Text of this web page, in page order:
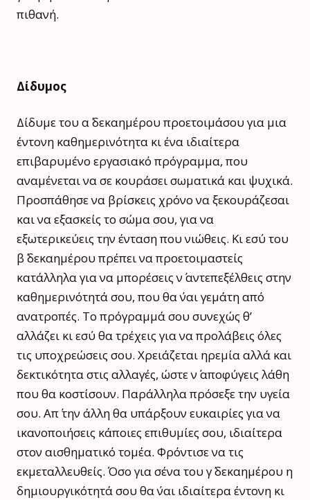
πιθανή.
Δίδυμος
Δίδυμε του α΄ δεκαημέρου προετοιμάσου για μια
έντονη καθημερινότητα κι ένα ιδιαίτερα
επιβαρυμένο εργασιακό πρόγραμμα, που
αναμένεται να σε κουράσει σωματικά και ψυχικά.
Προσπάθησε να βρίσκεις χρόνο να ξεκουράζεσαι
και να εξασκείς το σώμα σου, για να
εξωτερικεύεις την ένταση που νιώθεις. Κι εσύ του
β΄ δεκαημέρου πρέπει να προετοιμαστείς
κατάλληλα για να μπορέσεις ν΄ αντεπεξέλθεις στην
καθημερινότητά σου, που θα ΄ναι γεμάτη από
ανατροπές. Το πρόγραμμά σου συνεχώς θ’
αλλάζει κι εσύ θα τρέχεις για να προλάβεις όλες
τις υποχρεώσεις σου. Χρειάζεται ηρεμία αλλά και
δεκτικότητα στις αλλαγές, ώστε ν΄ αποφύγεις λάθη
που θα κοστίσουν. Παράλληλα πρόσεξε την υγεία
σου. Απ΄ την άλλη θα υπάρξουν ευκαιρίες για να
ικανοποιήσεις κάποιες επιθυμίες σου, ιδιαίτερα
στον αισθηματικό τομέα. Φρόντισε να τις
εκμεταλλευθείς. Όσο για σένα του γ΄ δεκαημέρου η
δημιουργικότητά σου θα ΄ναι ιδιαίτερα έντονη κι